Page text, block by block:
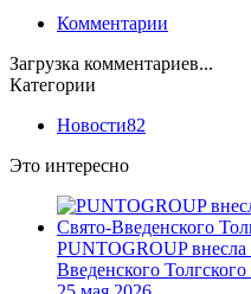
Комментарии
Загрузка комментариев...
Категории
Новости82
Это интересно
PUNTOGROUP внесла
Введенского